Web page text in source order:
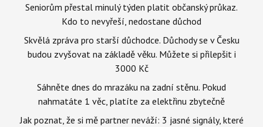
Seniorům přestal minulý týden platit občanský průkaz.
Kdo to nevyřeší, nedostane důchod
Skvělá zpráva pro starší důchodce. Důchody se v Česku
budou zvyšovat na základě věku. Můžete si přilepšit i
3000 Kč
Sáhněte dnes do mrazáku na zadní stěnu. Pokud
nahmatáte 1 věc, platíte za elektřinu zbytečně
Jak poznat, že si mě partner neváží: 3 jasné signály, které